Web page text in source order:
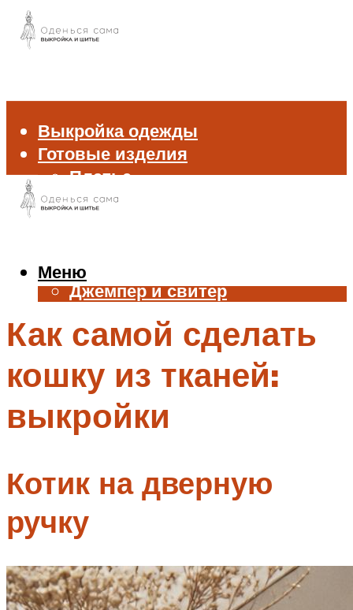
Выкройка одежды
Готовые изделия
Платье
Брюки
Жилет
Джемпер и свитер
Аксессуары
Меню
Меню
Как самой сделать
кошку из тканей:
выкройки
Котик на дверную
ручку